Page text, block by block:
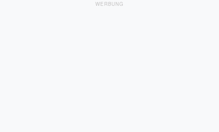
WERBUNG